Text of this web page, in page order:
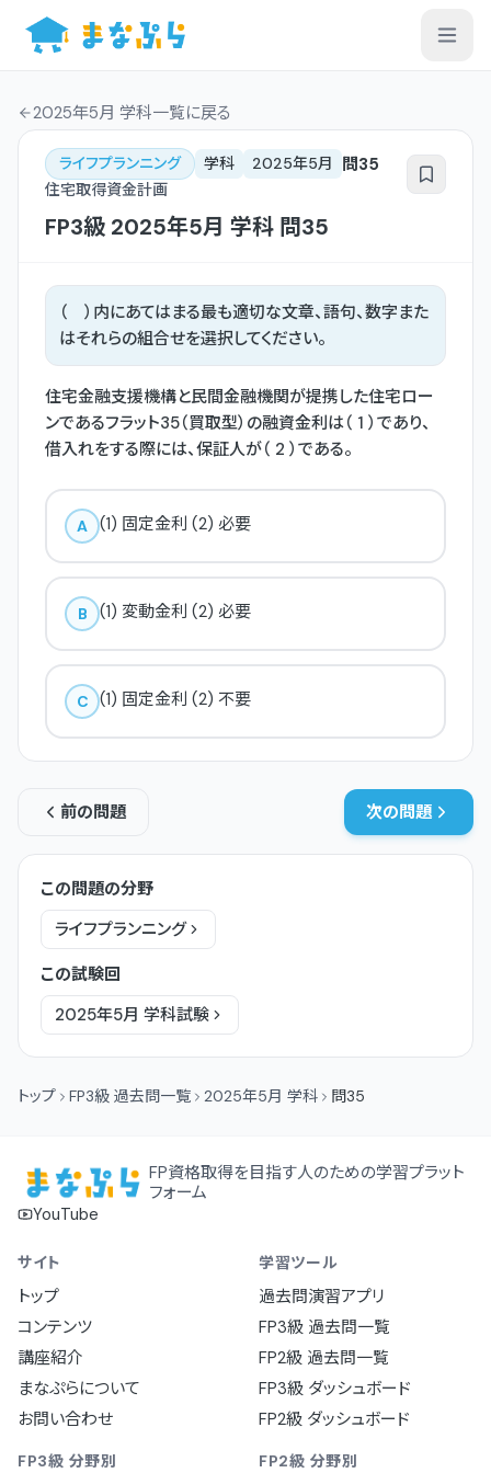
2025年5月 学科一覧に戻る
ライフプランニング 学科 2025年5月 問35
住宅取得資金計画
FP3級 2025年5月 学科 問35
（ ）内にあてはまる最も適切な文章、語句、数字また
はそれらの組合せを選択してください。
住宅金融支援機構と民間金融機関が提携した住宅ロー
ンであるフラット35（買取型）の融資金利は（ 1 ）であり、
借入れをする際には、保証人が（ 2 ）である。
A (1) 固定金利 (2) 必要
B (1) 変動金利 (2) 必要
C (1) 固定金利 (2) 不要
前の問題 次の問題
この問題の分野
ライフプランニング
この試験回
2025年5月 学科試験
トップ FP3級 過去問一覧 2025年5月 学科 問35
FP資格取得を目指す人のための学習プラット
フォーム
YouTube
サイト
トップ
コンテンツ
講座紹介
まなぷらについて
お問い合わせ
学習ツール
過去問演習アプリ
FP3級 過去問一覧
FP2級 過去問一覧
FP3級 ダッシュボード
FP2級 ダッシュボード
FP3級 分野別 FP2級 分野別